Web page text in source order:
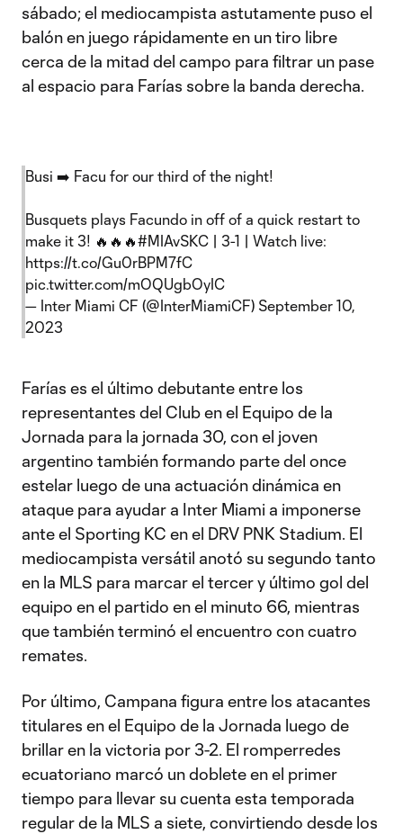
sábado; el mediocampista astutamente puso el
balón en juego rápidamente en un tiro libre
cerca de la mitad del campo para filtrar un pase
al espacio para Farías sobre la banda derecha.
Busi ➡️ Facu for our third of the night!
Busquets plays Facundo in off of a quick restart to
make it 3! 🔥🔥🔥#MIAvSKC | 3-1 | Watch live:
https://t.co/Gu0rBPM7fC
pic.twitter.com/mOQUgbOyIC
— Inter Miami CF (@InterMiamiCF) September 10,
2023
Farías es el último debutante entre los
representantes del Club en el Equipo de la
Jornada para la jornada 30, con el joven
argentino también formando parte del once
estelar luego de una actuación dinámica en
ataque para ayudar a Inter Miami a imponerse
ante el Sporting KC en el DRV PNK Stadium. El
mediocampista versátil anotó su segundo tanto
en la MLS para marcar el tercer y último gol del
equipo en el partido en el minuto 66, mientras
que también terminó el encuentro con cuatro
remates.
Por último, Campana figura entre los atacantes
titulares en el Equipo de la Jornada luego de
brillar en la victoria por 3-2. El romperredes
ecuatoriano marcó un doblete en el primer
tiempo para llevar su cuenta esta temporada
regular de la MLS a siete, convirtiendo desde los